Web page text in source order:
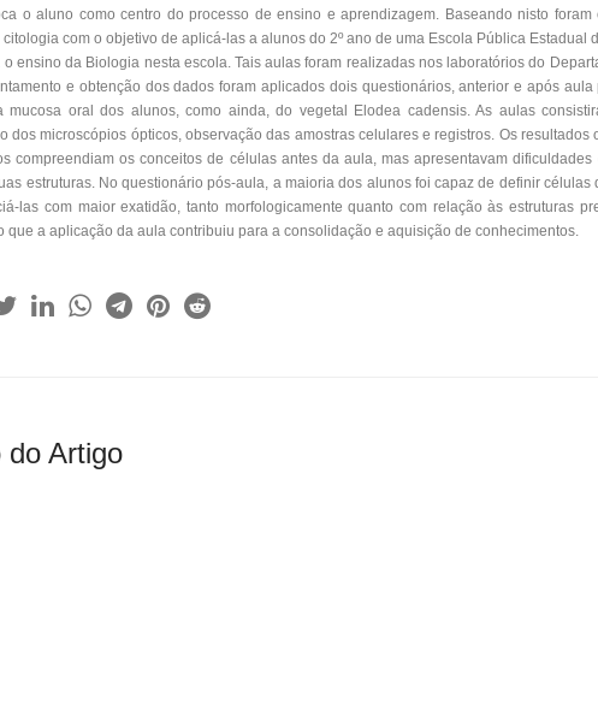
o aluno como centro do processo de ensino e aprendizagem. Baseando nisto foram
com o objetivo de aplicá-las a alunos do 2º ano de uma Escola Pública Estadual
ensino da Biologia nesta escola. Tais aulas foram realizadas nos laboratórios do
e obtenção dos dados foram aplicados dois questionários, anterior e após aula
mucosa oral dos alunos, como ainda, do vegetal Elodea cadensis. As aulas
dos microscópios ópticos, observação das amostras celulares e registros. Os resultados
compreendiam os conceitos de células antes da aula, mas apresentavam
estruturas. No questionário pós-aula, a maioria dos alunos foi capaz de definir células
las com maior exatidão, tanto morfologicamente quanto com relação às estruturas
que a aplicação da aula contribuiu para a consolidação e aquisição de conhecimentos.
do Artigo